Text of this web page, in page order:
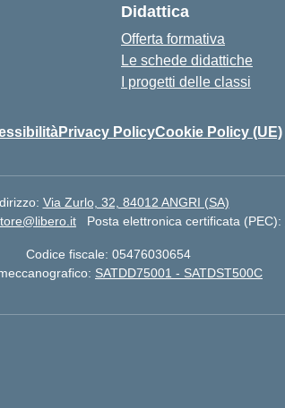
Didattica
Offerta formativa
Le schede didattiche
I progetti delle classi
Privacy PolicyCookie Policy (UE)
Via Zurlo, 32, 84012 ANGRI (SA)
Posta elettronica certificata (PEC):
Codice fiscale: 05476030654
SATDD75001 - SATDST500C